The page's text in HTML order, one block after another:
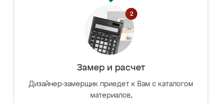
Замер и расчет
Дизайнер-замерщик приедет к Вам с каталогом
материалов,